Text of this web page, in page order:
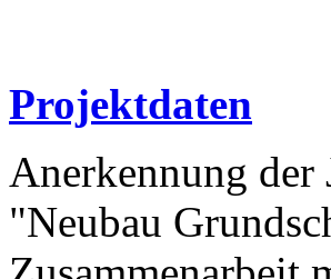
Projektdaten
Anerkennung der
"Neubau